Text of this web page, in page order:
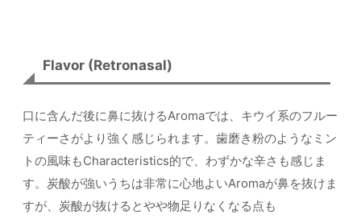
Flavor (Retronasal)
口に含んだ後に鼻に抜けるAromaでは、キウイ系のフルー
ティーさがより強く感じられます。歯磨き粉のようなミン
トの風味もCharacteristics的で、わずかな辛さも感じま
す。炭酸が強いうちは非常に心地よいAromaが鼻を抜けま
すが、炭酸が抜けるとやや物足りなくなる点も